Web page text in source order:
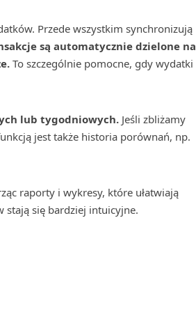
Przede wszystkim synchronizują
są automatycznie dzielone na
To szczególnie pomocne, gdy wydatki
lub tygodniowych. Jeśli zbliżamy
jest także historia porównań, np.
raporty i wykresy, które ułatwiają
stają się bardziej intuicyjne.